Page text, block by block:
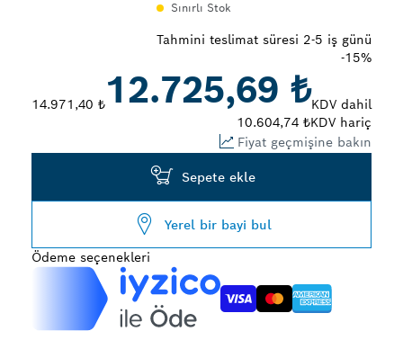
Sınırlı Stok
Tahmini teslimat süresi 2-5 iş günü
-15%
14.971,40 ₺12.725,69 ₺KDV dahil
10.604,74 ₺KDV hariç
Fiyat geçmişine bakın
Sepete ekle
Yerel bir bayi bul
Ödeme seçenekleri